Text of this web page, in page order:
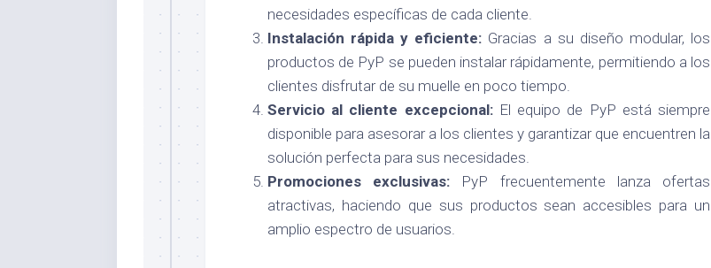
necesidades específicas de cada cliente.
Instalación rápida y eficiente: Gracias a su diseño modular, los
productos de PyP se pueden instalar rápidamente, permitiendo a los
clientes disfrutar de su muelle en poco tiempo.
Servicio al cliente excepcional:El equipo de PyP está siempre
disponible para asesorar a los clientes y garantizar que encuentren la
solución perfecta para sus necesidades.
Promociones exclusivas: PyP frecuentemente lanza ofertas
atractivas, haciendo que sus productos sean accesibles para un
amplio espectro de usuarios.